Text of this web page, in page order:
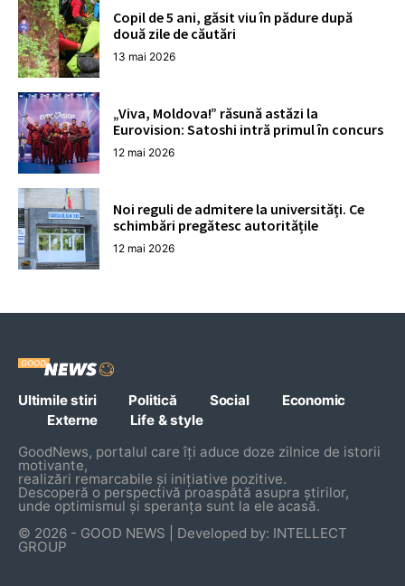
Copil de 5 ani, găsit viu în pădure după
două zile de căutări
13 mai 2026
„Viva, Moldova!” răsună astăzi la
Eurovision: Satoshi intră primul în concurs
12 mai 2026
Noi reguli de admitere la universități. Ce
schimbări pregătesc autoritățile
12 mai 2026
Ultimile stiri Politică Social
Economic
Externe
Life & style
GoodNews, portalul care îți aduce doze zilnice de istorii
motivante,
realizări remarcabile și inițiative pozitive.
Descoperă o perspectivă proaspătă asupra știrilor,
unde optimismul și speranța sunt la ele acasă.
© 2026 - GOOD NEWS | Developed by: INTELLECT
GROUP